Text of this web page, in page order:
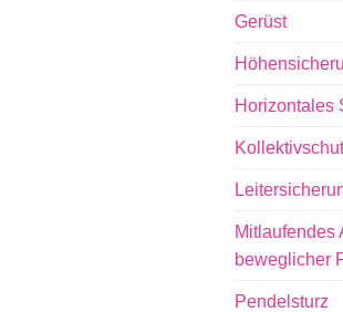
Gerüst
Horizontales
Mitlaufendes
beweglicher
Pendelsturz